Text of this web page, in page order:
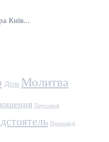
Київ...
Діти Молитва
Персоналі
Проповіді